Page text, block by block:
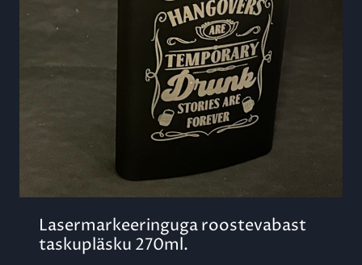
Lasermarkeeringuga roostevabast
taskupläsku 270ml.